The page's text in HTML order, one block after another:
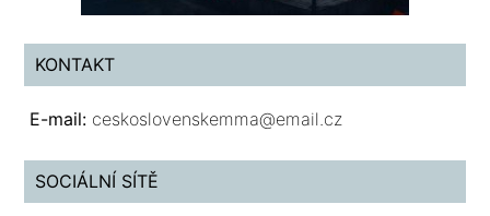
KONTAKT
E-mail: ceskoslovenskemma@email.cz
SOCIÁLNÍ SÍTĚ